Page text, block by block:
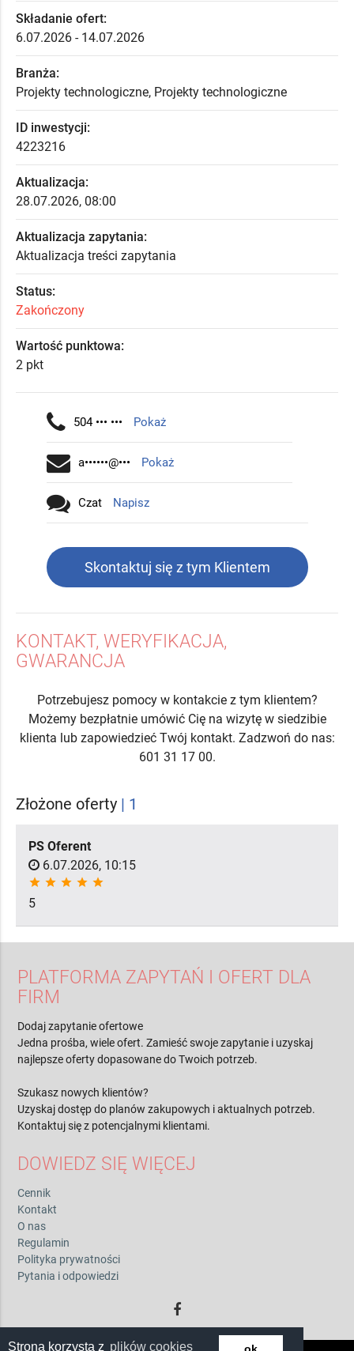
Strona korzysta z plików cookies
Składanie ofert:
6.07.2026 - 14.07.2026
Branża:
Projekty technologiczne, Projekty technologiczne
ID inwestycji:
4223216
Aktualizacja:
28.07.2026, 08:00
Aktualizacja zapytania:
Aktualizacja treści zapytania
Status:
Zakończony
Wartość punktowa:
2 pkt
504 ••• ••• Pokaż
a••••••@••• Pokaż
Czat Napisz
Skontaktuj się z tym Klientem
KONTAKT, WERYFIKACJA,
GWARANCJA
Potrzebujesz pomocy w kontakcie z tym klientem?
Możemy bezpłatnie umówić Cię na wizytę w siedzibie
klienta lub zapowiedzieć Twój kontakt. Zadzwoń do nas:
601 31 17 00.
Złożone oferty | 1
PS Oferent
6.07.2026, 10:15
star star star star star
5
PLATFORMA ZAPYTAŃ I OFERT DLA
FIRM
Dodaj zapytanie ofertowe
Jedna prośba, wiele ofert. Zamieść swoje zapytanie i uzyskaj
najlepsze oferty dopasowane do Twoich potrzeb.
Szukasz nowych klientów?
Uzyskaj dostęp do planów zakupowych i aktualnych potrzeb.
Kontaktuj się z potencjalnymi klientami.
DOWIEDZ SIĘ WIĘCEJ
Cennik
Kontakt
O nas
Regulamin
Polityka prywatności
Pytania i odpowiedzi